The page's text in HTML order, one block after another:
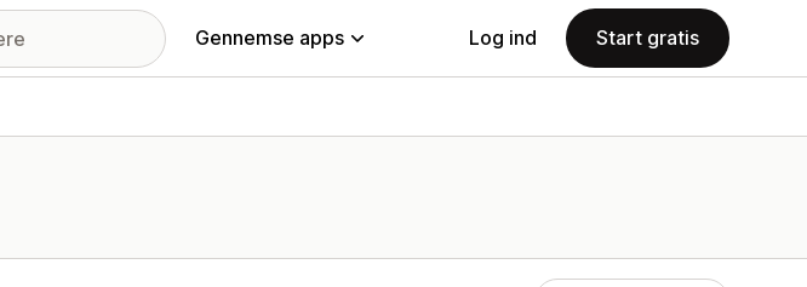
Gennemse apps Log ind Start gratis